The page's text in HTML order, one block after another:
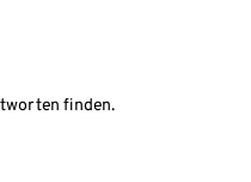
finden.